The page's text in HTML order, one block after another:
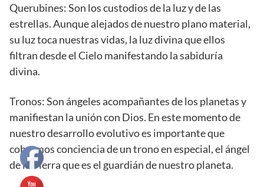
Querubines: Son los custodios de la luz y de las
estrellas. Aunque alejados de nuestro plano material,
su luz toca nuestras vidas, la luz divina que ellos
filtran desde el Cielo manifestando la sabiduría
divina.
Tronos: Son ángeles acompañantes de los planetas y
manifiestan la unión con Dios. En este momento de
nuestro desarrollo evolutivo es importante que
cobremos conciencia de un trono en especial, el ángel
de la Tierra que es el guardián de nuestro planeta.